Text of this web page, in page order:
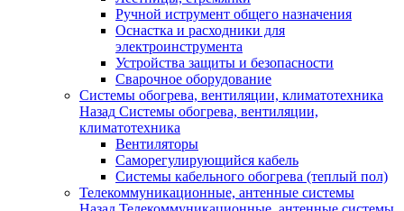
Ручной иструмент общего назначения
Оснастка и расходники для
электроинструмента
Устройства защиты и безопасности
Сварочное оборудование
Системы обогрева, вентиляции, климатотехника
Назад Системы обогрева, вентиляции,
климатотехника
Вентиляторы
Саморегулирующийся кабель
Системы кабельного обогрева (теплый пол)
Телекоммуникационные, антенные системы